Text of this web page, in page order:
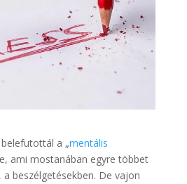
a „mentális
ami mostanában egyre többet
a beszélgetésekben. De vajon